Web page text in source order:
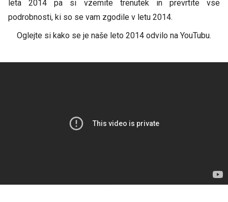
leta 2014 pa si vzemite trenutek in prevrtite vse
podrobnosti, ki so se vam zgodile v letu 2014.
Oglejte si kako se je naše leto 2014 odvilo na YouTubu.